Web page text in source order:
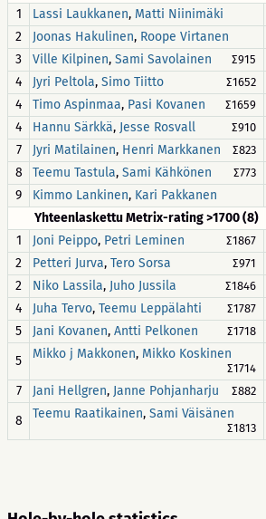
1
Lassi Laukkanen, Matti Niinimäki
2
Joonas Hakulinen, Roope Virtanen
3
Ville Kilpinen, Sami Savolainen ∑915
4
Jyri Peltola, Simo Tiitto ∑1652
4
Timo Aspinmaa, Pasi Kovanen ∑1659
4
Hannu Särkkä, Jesse Rosvall ∑910
7
Jyri Matilainen, Henri Markkanen ∑823
8
Teemu Tastula, Sami Kähkönen ∑773
9
Kimmo Lankinen, Kari Pakkanen
Yhteenlaskettu Metrix-rating >1700 (8)
1
Joni Peippo, Petri Leminen ∑1867
2
Petteri Jurva, Tero Sorsa ∑971
2
Niko Lassila, Juho Jussila ∑1846
4
Juha Tervo, Teemu Leppälahti ∑1787
5
Jani Kovanen, Antti Pelkonen ∑1718
5
Mikko j Makkonen, Mikko Koskinen
∑1714
7
Jani Hellgren, Janne Pohjanharju ∑882
8
Teemu Raatikainen, Sami Väisänen
∑1813